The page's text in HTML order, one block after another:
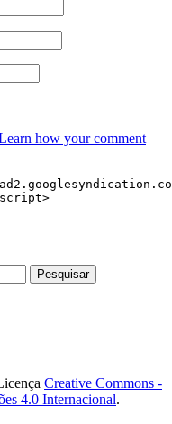
how your comment
Creative Commons -
4.0 Internacional.